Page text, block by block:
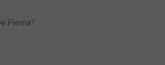
Pierna?